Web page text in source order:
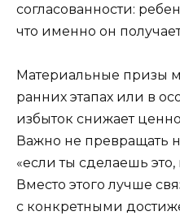
согласованности:
что именно он
Материальные призы
ранних этапах или в
избыток снижает
Важно не превращать
«если ты сделаешь
Вместо этого лучше
с конкретными